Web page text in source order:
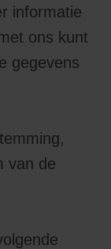
informatie
ons kunt
gegevens
van de